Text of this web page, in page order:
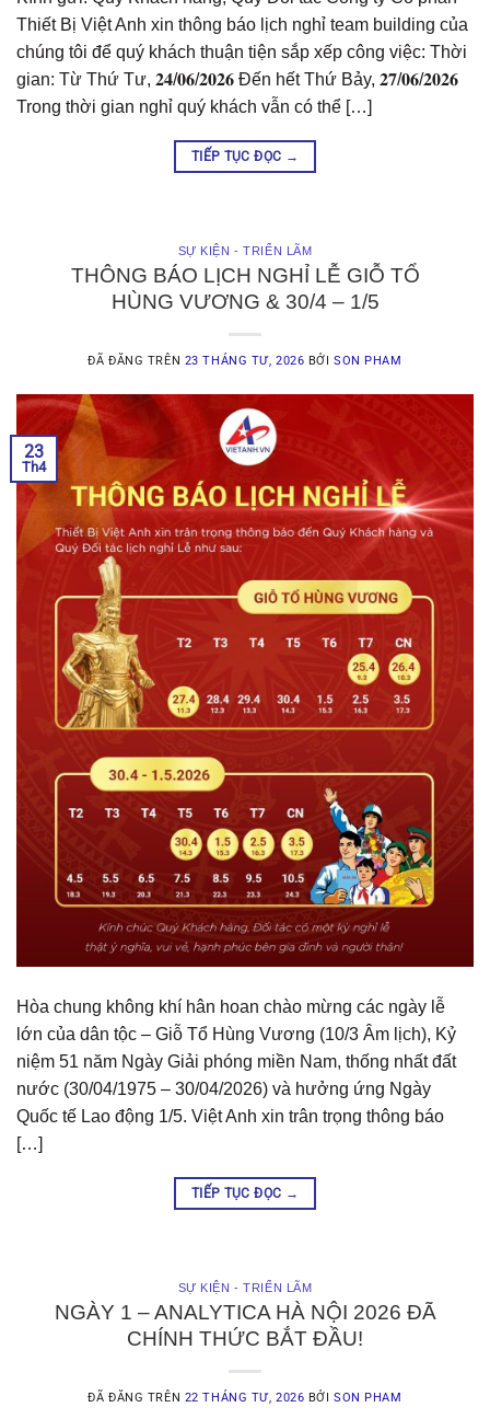
Thiết Bị Việt Anh xin thông báo lịch nghỉ team building của
chúng tôi để quý khách thuận tiện sắp xếp công việc: Thời
gian: Từ Thứ Tư, 𝟐𝟒/𝟎𝟔/𝟐𝟎𝟐𝟔 Đến hết Thứ Bảy, 𝟐𝟕/𝟎𝟔/𝟐𝟎𝟐𝟔
Trong thời gian nghỉ quý khách vẫn có thể […]
TIẾP TỤC ĐỌC →
SỰ KIỆN - TRIỂN LÃM
THÔNG BÁO LỊCH NGHỈ LỄ GIỖ TỔ
HÙNG VƯƠNG & 30/4 – 1/5
ĐÃ ĐĂNG TRÊN 23 THÁNG TƯ, 2026 BỞISON PHAM
23
Th4
Hòa chung không khí hân hoan chào mừng các ngày lễ
lớn của dân tộc – Giỗ Tổ Hùng Vương (10/3 Âm lịch), Kỷ
niệm 51 năm Ngày Giải phóng miền Nam, thống nhất đất
nước (30/04/1975 – 30/04/2026) và hưởng ứng Ngày
Quốc tế Lao động 1/5. Việt Anh xin trân trọng thông báo
[…]
TIẾP TỤC ĐỌC →
SỰ KIỆN - TRIỂN LÃM
NGÀY 1 – ANALYTICA HÀ NỘI 2026 ĐÃ
CHÍNH THỨC BẮT ĐẦU!
ĐÃ ĐĂNG TRÊN 22 THÁNG TƯ, 2026 BỞISON PHAM